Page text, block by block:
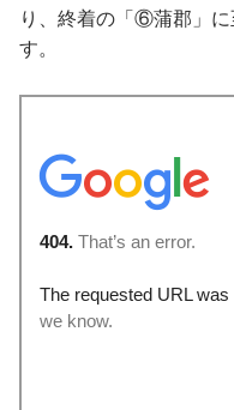
り、終着の「⑥蒲郡」
す。